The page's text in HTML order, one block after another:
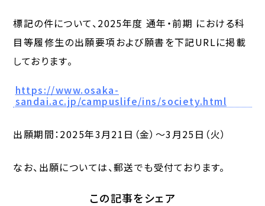
標記の件について、2025年度 通年・前期 における科
目等履修生の出願要項および願書を下記URLに掲載
しております。
https://www.osaka-
sandai.ac.jp/campuslife/ins/society.html
出願期間：2025年3月21日（金）～3月25日（火）
なお、出願については、郵送でも受付ております。
この記事をシェア